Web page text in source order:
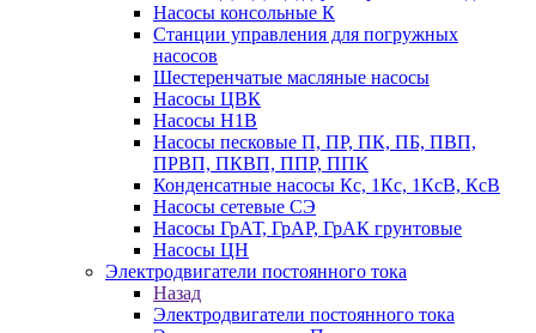
Насосы консольные К
Станции управления для погружных
насосов
Шестеренчатые масляные насосы
Насосы ЦВК
Насосы Н1В
Насосы песковые П, ПР, ПК, ПБ, ПВП,
ПРВП, ПКВП, ППР, ППК
Конденсатные насосы Кс, 1Кс, 1КсВ, КсВ
Насосы сетевые СЭ
Насосы ГрАТ, ГрАР, ГрАК грунтовые
Насосы ЦН
Электродвигатели постоянного тока
Назад
Электродвигатели постоянного тока